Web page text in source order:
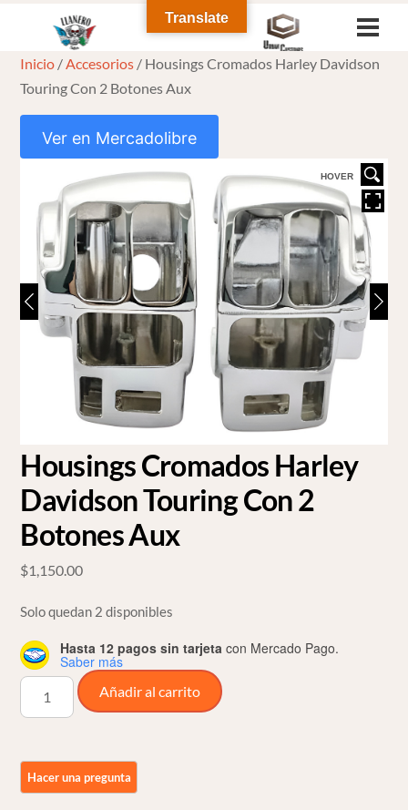
content
Inicio /Accesorios / Housings Cromados Harley Davidson
Touring Con 2 Botones Aux
Ver en Mercadolibre
HOVER
Housings Cromados Harley
Davidson Touring Con 2
Botones Aux
$1,150.00
Solo quedan 2 disponibles
Hasta 12 pagos sin tarjeta con Mercado Pago.
Saber más
Housings
Cromados
Touring
Añadir al carrito
Translate